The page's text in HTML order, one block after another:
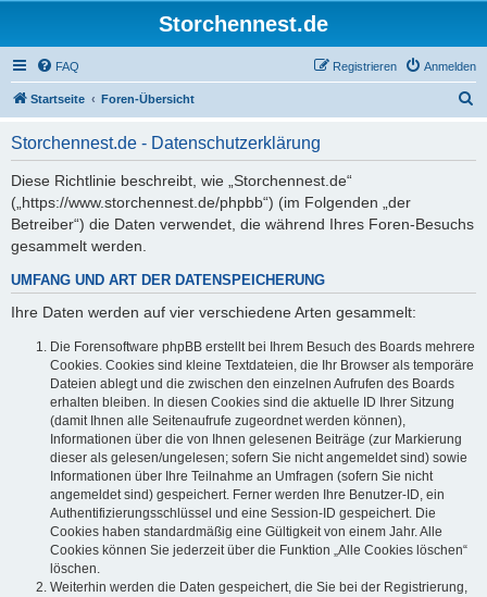
Storchennest.de
FAQ Anmelden
Registrieren
Startseite Foren-Übersicht
Storchennest.de - Datenschutzerklärung
Diese Richtlinie beschreibt, wie „Storchennest.de“
(„https://www.storchennest.de/phpbb“) (im Folgenden „der
Betreiber“) die Daten verwendet, die während Ihres Foren-Besuchs
gesammelt werden.
UMFANG UND ART DER DATENSPEICHERUNG
Ihre Daten werden auf vier verschiedene Arten gesammelt:
Die Forensoftware phpBB erstellt bei Ihrem Besuch des Boards mehrere
Cookies. Cookies sind kleine Textdateien, die Ihr Browser als temporäre
Dateien ablegt und die zwischen den einzelnen Aufrufen des Boards
erhalten bleiben. In diesen Cookies sind die aktuelle ID Ihrer Sitzung
(damit Ihnen alle Seitenaufrufe zugeordnet werden können),
Informationen über die von Ihnen gelesenen Beiträge (zur Markierung
dieser als gelesen/ungelesen; sofern Sie nicht angemeldet sind) sowie
Informationen über Ihre Teilnahme an Umfragen (sofern Sie nicht
angemeldet sind) gespeichert. Ferner werden Ihre Benutzer-ID, ein
Authentifizierungsschlüssel und eine Session-ID gespeichert. Die
Cookies haben standardmäßig eine Gültigkeit von einem Jahr. Alle
Cookies können Sie jederzeit über die Funktion „Alle Cookies löschen“
löschen.
Weiterhin werden die Daten gespeichert, die Sie bei der Registrierung,